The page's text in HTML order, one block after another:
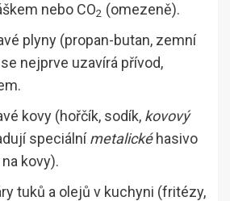
nebo CO2 (omezeně).
plyny (propan-butan, zemní
nejprve uzavírá přívod,
kovy (hořčík, sodík, kovový
speciálnímetalickéhasivo
kovy).
tuků a olejů v kuchyni (fritézy,